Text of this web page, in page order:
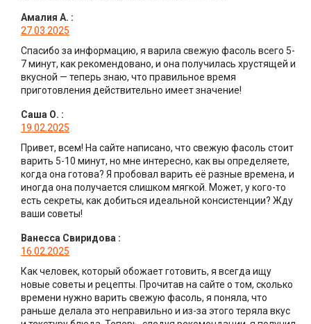
Амалия А. :
27.03.2025
Спасибо за информацию, я варила свежую фасоль всего 5-
7 минут, как рекомендовано, и она получилась хрустящей и
вкусной — теперь знаю, что правильное время
приготовления действительно имеет значение!
Саша О. :
19.02.2025
Привет, всем! На сайте написано, что свежую фасоль стоит
варить 5-10 минут, но мне интересно, как вы определяете,
когда она готова? Я пробовал варить её разные времена, и
иногда она получается слишком мягкой. Может, у кого-то
есть секреты, как добиться идеальной консистенции? Жду
ваши советы!
Ванесса Свиридова :
16.02.2025
Как человек, который обожает готовить, я всегда ищу
новые советы и рецепты. Прочитав на сайте о том, сколько
времени нужно варить свежую фасоль, я поняла, что
раньше делала это неправильно и из-за этого теряла вкус